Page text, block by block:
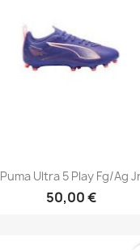
 Aperçu rapide
Puma Ultra 5 Play Fg/Ag
50,00 €